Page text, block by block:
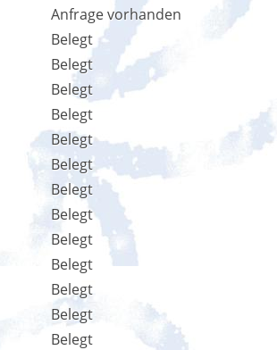
Anfrage vorhanden
Belegt
Belegt
Belegt
Belegt
Belegt
Belegt
Belegt
Belegt
Belegt
Belegt
Belegt
Belegt
Belegt